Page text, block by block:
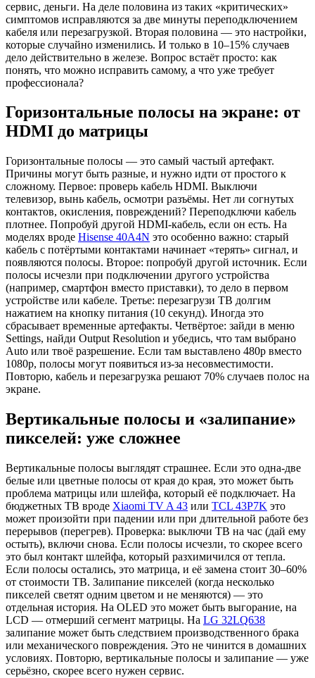
сервис, деньги. На деле половина из таких «критических»
симптомов исправляются за две минуты переподключением
кабеля или перезагрузкой. Вторая половина — это настройки,
которые случайно изменились. И только в 10–15% случаев
дело действительно в железе. Вопрос встаёт просто: как
понять, что можно исправить самому, а что уже требует
профессионала?
Горизонтальные полосы на экране: от
HDMI до матрицы
Горизонтальные полосы — это самый частый артефакт.
Причины могут быть разные, и нужно идти от простого к
сложному. Первое: проверь кабель HDMI. Выключи
телевизор, вынь кабель, осмотри разъёмы. Нет ли согнутых
контактов, окисления, повреждений? Переподключи кабель
плотнее. Попробуй другой HDMI-кабель, если он есть. На
моделях вроде Hisense 40A4N это особенно важно: старый
кабель с потёртыми контактами начинает «терять» сигнал, и
появляются полосы. Второе: попробуй другой источник. Если
полосы исчезли при подключении другого устройства
(например, смартфон вместо приставки), то дело в первом
устройстве или кабеле. Третье: перезагрузи ТВ долгим
нажатием на кнопку питания (10 секунд). Иногда это
сбрасывает временные артефакты. Четвёртое: зайди в меню
Settings, найди Output Resolution и убедись, что там выбрано
Auto или твоё разрешение. Если там выставлено 480p вместо
1080p, полосы могут появиться из-за несовместимости.
Повторю, кабель и перезагрузка решают 70% случаев полос на
экране.
Вертикальные полосы и «залипание»
пикселей: уже сложнее
Вертикальные полосы выглядят страшнее. Если это одна-две
белые или цветные полосы от края до края, это может быть
проблема матрицы или шлейфа, который её подключает. На
бюджетных ТВ вроде Xiaomi TV A 43 или TCL 43P7K это
может произойти при падении или при длительной работе без
перерывов (перегрев). Проверка: выключи ТВ на час (дай ему
остыть), включи снова. Если полосы исчезли, то скорее всего
это был контакт шлейфа, который разхимичился от тепла.
Если полосы остались, это матрица, и её замена стоит 30–60%
от стоимости ТВ. Залипание пикселей (когда несколько
пикселей светят одним цветом и не меняются) — это
отдельная история. На OLED это может быть выгорание, на
LCD — отмерший сегмент матрицы. На LG 32LQ638
залипание может быть следствием производственного брака
или механического повреждения. Это не чинится в домашних
условиях. Повторю, вертикальные полосы и залипание — уже
серьёзно, скорее всего нужен сервис.